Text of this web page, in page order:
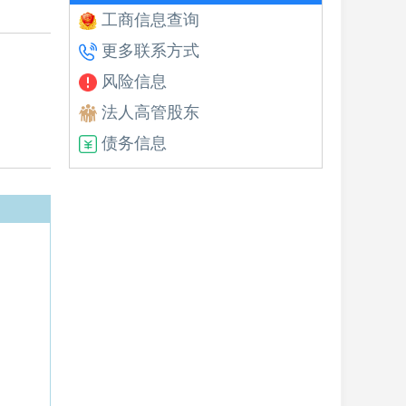
工商信息查询
更多联系方式
风险信息
法人高管股东
债务信息